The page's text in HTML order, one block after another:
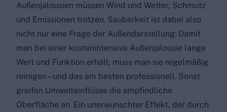
Außenjalousien müssen Wind und Wetter, Schmutz
und Emissionen trotzen. Sauberkeit ist dabei also
nicht nur eine Frage der Außendarstellung: Damit
man bei einer kostenintensive Außenjalousie lange
Wert und Funktion erhält, muss man sie regelmäßig
reinigen – und das am besten professionell. Sonst
greifen Umwelteinflüsse die empfindliche
Oberfläche an. Ein unerwünschter Effekt, der durch